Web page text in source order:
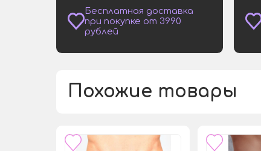
Бесплатная доставка
при покупке от 3990
рублей
Похожие товары